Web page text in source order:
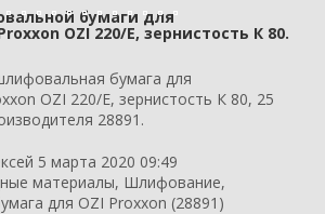
бумаги для
OZI 220/E, зернистость К 80.
бумага для
OZI 220/E, зернистость К 80, 25
28891.
5 марта 2020 09:49
материалы, Шлифование,
для OZI Proxxon (28891)